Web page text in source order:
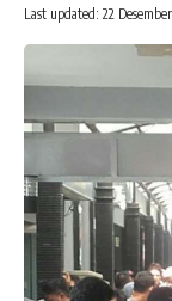
Last updated: 22